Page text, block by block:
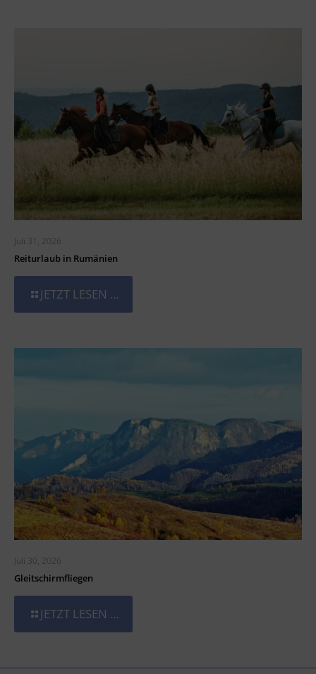
Juli 31, 2026
Reiturlaub in Rumänien
JETZT LESEN ...
Juli 30, 2026
Gleitschirmfliegen
JETZT LESEN ...